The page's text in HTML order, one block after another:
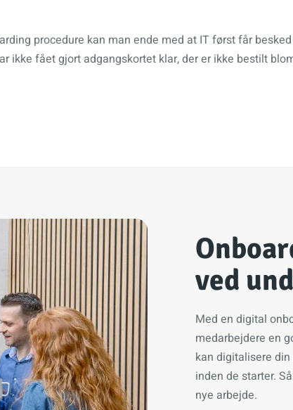
procedure kan man ende med at IT først får
ikke fået gjort adgangskortet klar, der er ikke bestilt
ved
Med en digital
medarbejdere en
kan digitalisere
inden de starter.
nye arbejde.